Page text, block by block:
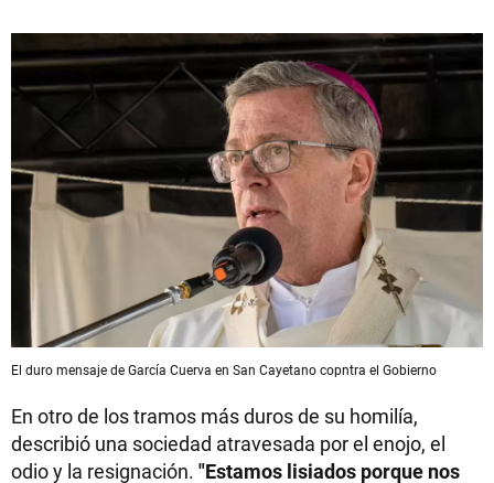
El duro mensaje de García Cuerva en San Cayetano copntra el Gobierno
En otro de los tramos más duros de su homilía,
describió una sociedad atravesada por el enojo, el
odio y la resignación. "Estamos lisiados porque nos